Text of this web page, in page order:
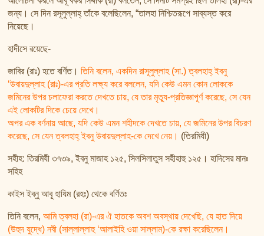
জন্য। সে দিন রসূলুল্লাহ্ তাঁকে বলেছিলেন, “তালহা নিশ্চিতরূপে সাব্যস্ত করে
নিয়েছে।
হাদীসে রয়েছে-
জাবির (রাঃ) হতে বর্ণিত।তিনি বলেন, একদিন রাসূলুল্লাহ (সা.) ত্বলহাহ্ ইবনু
‘উবায়দুল্লাহ (রাঃ)-এর প্রতি লক্ষ্য করে বললেন, যদি কেউ এমন কোন লোককে
জমিনের উপর চলাফেরা করতে দেখতে চায়, যে তার মৃত্যু-প্রতিজ্ঞাপূর্ণ করেছে, সে যেন
এই লোকটির দিকে চেয়ে দেখে।
অপর এক বর্ণনায় আছে, যদি কেউ এমন শহীদকে দেখতে চায়, যে জমিনের উপর বিচরণ
করেছে, সে যেন ত্বলহাহ্ ইবনু উবায়দুল্লাহ-কে দেখে নেয়। (তিরমিযী)
সহীহ: তিরমিযী ৩৭৩৯, ইবনু মাজাহ ১২৫, সিলসিলাতুস সহীহাহু ১২৫। হাদিসের মানঃ
সহিহ
কাইস ইব্‌নু আবূ হাযিম (রহঃ) থেকে বর্ণিতঃ
তিনি বলেন,আমি ত্বলহা (রা)-এর ঐ হাতকে অবশ অবস্থায় দেখেছি, যে হাত দিয়ে
(উহুদ যুদ্ধে) নবী (সাল্লাল্লাহু ‘আলাইহি ওয়া সাল্লাম)-কে রক্ষা করেছিলেন।